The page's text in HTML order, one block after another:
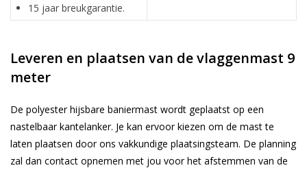
15 jaar breukgarantie.
Leveren en plaatsen van de vlaggenmast 9
meter
De polyester hijsbare baniermast wordt geplaatst op een
nastelbaar kantelanker. Je kan ervoor kiezen om de mast te
laten plaatsen door ons vakkundige plaatsingsteam. De planning
zal dan contact opnemen met jou voor het afstemmen van de